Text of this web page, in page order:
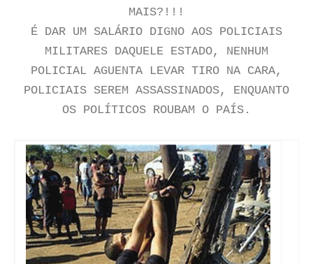
MAIS?!!!
É DAR UM SALÁRIO DIGNO AOS POLICIAIS
MILITARES DAQUELE ESTADO, NENHUM
POLICIAL AGUENTA LEVAR TIRO NA CARA,
POLICIAIS SEREM ASSASSINADOS, ENQUANTO
OS POLÍTICOS ROUBAM O PAÍS.